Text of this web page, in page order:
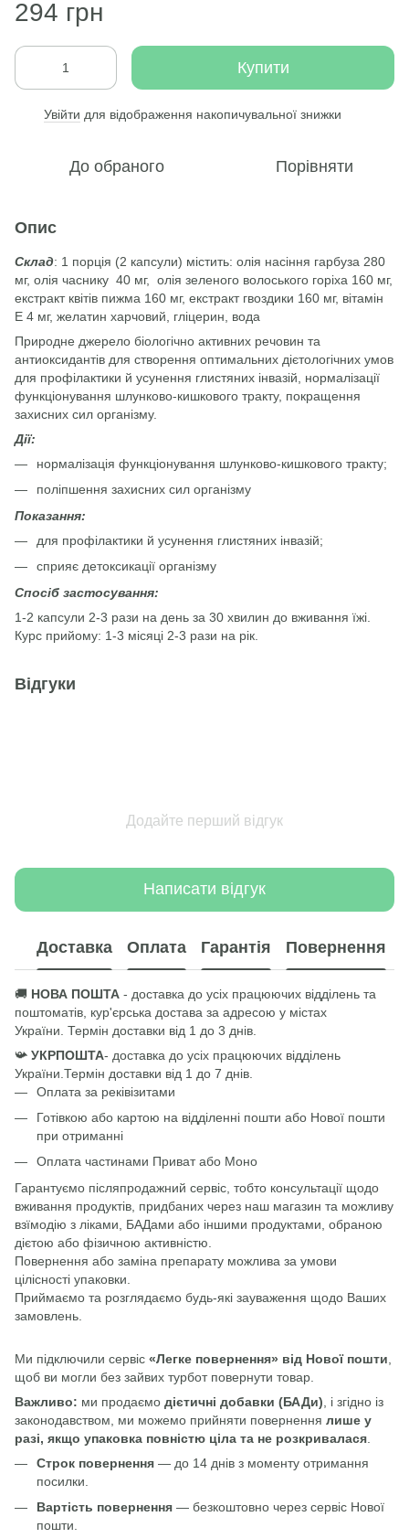
294 грн
Купити
Увійти для відображення накопичувальної знижки
До обраного Порівняти
Опис
Склад: 1 порція (2 капсули) містить: олія насіння гарбуза 280
мг, олія часнику 40 мг, олія зеленого волоського горіха 160 мг,
екстракт квітів пижма 160 мг, екстракт гвоздики 160 мг, вітамін
Е 4 мг, желатин харчовий, гліцерин, вода
Природне джерело біологічно активних речовин та
антиоксидантів для створення оптимальних дієтологічних умов
для профілактики й усунення глистяних інвазій, нормалізації
функціонування шлунково-кишкового тракту, покращення
захисних сил організму.
Дії:
нормалізація функціонування шлунково-кишкового тракту;
поліпшення захисних сил організму
Показання:
для профілактики й усунення глистяних інвазій;
сприяє детоксикації організму
Спосіб застосування:
1-2 капсули 2-3 рази на день за 30 хвилин до вживання їжі.
Курс прийому: 1-3 місяці 2-3 рази на рік.
Відгуки
Додайте перший відгук
Написати відгук
Доставка Оплата Гарантія Повернення
🚚 НОВА ПОШТА - доставка до усіх працюючих відділень та
поштоматів, кур'єрська достава за адресою у містах
України Термін доставки від 1 до 3 днів.
📯 УКРПОШТА- доставка до усіх працюючих відділень
України Термін доставки від 1 до 7 днів.
Оплата за реківізитами
Готівкою або картою на відділенні пошти або Нової пошти
при отриманні
Оплата частинами Приват або Моно
Гарантуємо післяпродажний сервіс, тобто консультації щодо
вживання продуктів, придбаних через наш магазин та можливу
взїмодію з ліками, БАДами або іншими продуктами, обраною
дієтою або фізичною активністю.
Повернення або заміна препарату можлива за умови
цілісності упаковки.
Приймаємо та розглядаємо будь-які зауваження щодо Ваших
замовлень.
Ми підключили сервіс «Легке повернення» від Нової пошти
щоб ви могли без зайвих турбот повернути товар.
Важливо: ми продаємо дієтичні добавки (БАДи) , і згідно із
законодавством, ми можемо прийняти повернення лише у
разі, якщо упаковка повністю ціла та не розкривалася
Строк повернення — до 14 днів з моменту отримання
посилки.
Вартість повернення — безкоштовно через сервіс Нової
пошти.